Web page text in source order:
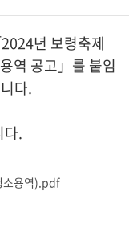
년 보령축제
역 공고」를 붙임
다.
다.
소용역).pdf